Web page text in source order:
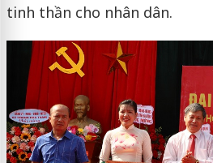
tinh thần cho nhân dân.